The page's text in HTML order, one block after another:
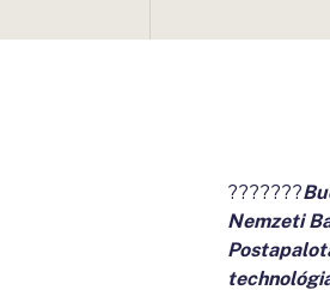
???????
Nemzeti